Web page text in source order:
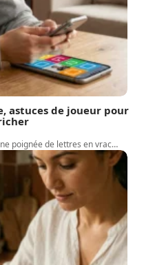
astuces de joueur pour
poignée de lettres en vrac…